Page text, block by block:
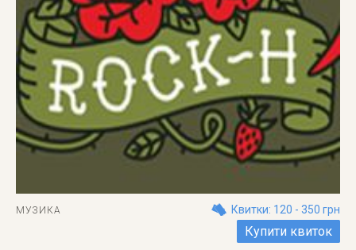
МУЗИКА Квитки: 120 - 350 грн
Купити квиток